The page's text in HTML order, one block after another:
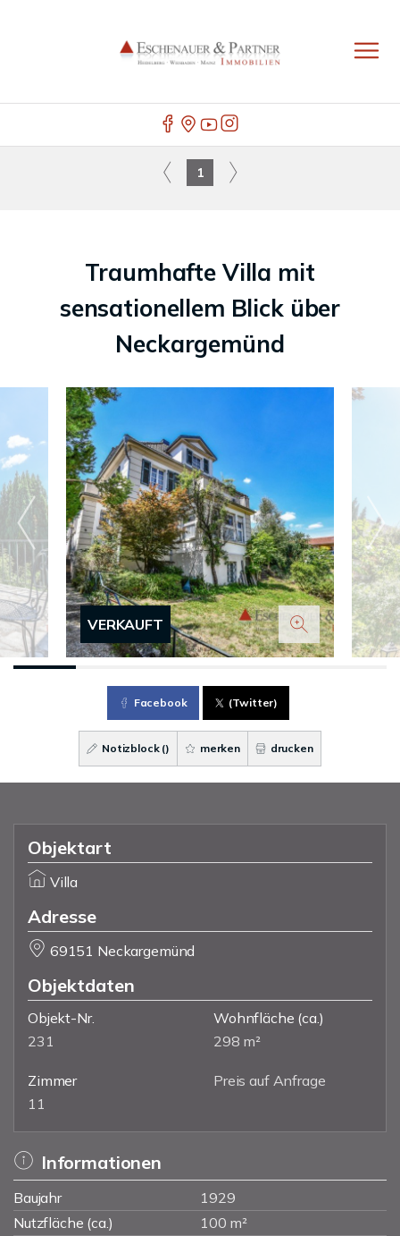
1
Traumhafte Villa mit
sensationellem Blick über
Neckargemünd
VERKAUFT
Facebook (Twitter)
Notizblock () merken drucken
Objektart
Villa
Adresse
69151 Neckargemünd
Objektdaten
Objekt-Nr.
231
Wohnfläche (ca.)
298 m²
Zimmer
11
Preis auf Anfrage
Informationen
Baujahr
1929
Nutzfläche (ca.)
100 m²